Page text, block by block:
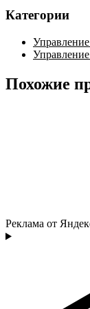
Категории
Похожие
Реклама от